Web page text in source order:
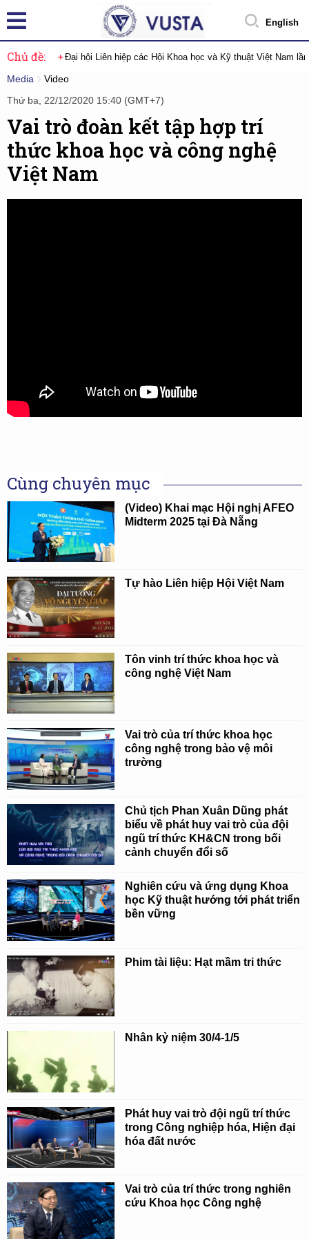
English
Chủ đề: Đại hội Liên hiệp các Hội Khoa học và Kỹ thuật Việt Nam
Media
Video
Thứ ba, 22/12/2020 15:40 (GMT+7)
Vai trò đoàn kết tập hợp trí
thức khoa học và công nghệ
Việt Nam
Cùng chuyên mục
(Video) Khai mạc Hội nghị AFEO
Midterm 2025 tại Đà Nẵng
Tự hào Liên hiệp Hội Việt Nam
Tôn vinh trí thức khoa học và
công nghệ Việt Nam
Vai trò của trí thức khoa học
công nghệ trong bảo vệ môi
trường
Chủ tịch Phan Xuân Dũng phát
biểu về phát huy vai trò của đội
ngũ trí thức KH&CN trong bối
cảnh chuyển đổi số
Nghiên cứu và ứng dụng Khoa
học Kỹ thuật hướng tới phát triển
bền vững
Phim tài liệu: Hạt mầm tri thức
Nhân kỷ niệm 30/4-1/5
Phát huy vai trò đội ngũ trí thức
trong Công nghiệp hóa, Hiện đại
hóa đất nước
Vai trò của trí thức trong nghiên
cứu Khoa học Công nghệ